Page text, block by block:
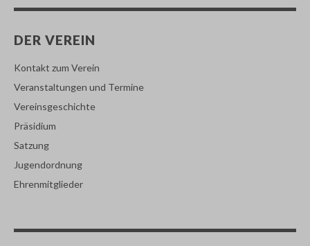
DER VEREIN
Kontakt zum Verein
Veranstaltungen und Termine
Vereinsgeschichte
Präsidium
Satzung
Jugendordnung
Ehrenmitglieder